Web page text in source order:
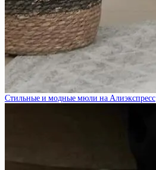
Стильные и модные мюли на Алиэкспресс